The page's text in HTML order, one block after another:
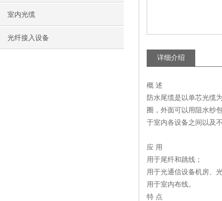
室内光缆
光纤接入设备
详细介绍
概 述
防水尾缆是以单芯光缆
圈，外面可以用阻水纱
于室内各设备之间以及
应 用
用于尾纤和跳线；
用于光通信设备机房、
用于室内布线。
特 点